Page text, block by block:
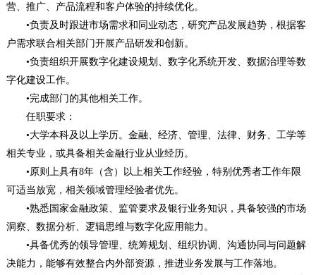
营、推广、产品流程和客户体验的持续优化。
•负责及时跟进市场需求和同业动态，研究产品发展趋势，根据客
户需求联合相关部门开展产品研发和创新。
•负责组织开展数字化建设规划、数字化系统开发、数据治理等数
字化建设工作。
•完成部门的其他相关工作。
任职要求：
•大学本科及以上学历。金融、经济、管理、法律、财务、工学等
相关专业，或具备相关金融行业从业经历。
•原则上具有8年（含）以上相关工作经验，特别优秀者工作年限
可适当放宽，相关领域管理经验者优先。
•熟悉国家金融政策、监管要求及银行业务知识，具备较强的市场
洞察、数据分析、逻辑思维与数字化应用能力。
•具备优秀的领导管理、统筹规划、组织协调、沟通协同与问题解
决能力，能够有效整合内外部资源，推进业务发展与工作落地。